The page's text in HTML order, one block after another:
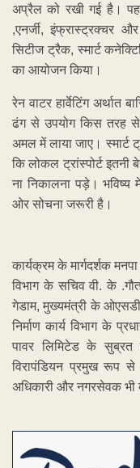
अप्रैल को रखी गई है। पहले
,एनर्जी, इंफ्रास्ट्रक्चर
सिटीज ट्रैक, स्मार्ट
का आयोजन किया।
रेन वाटर हार्वेटिंग
ढंग से उपयोग किस तरह से
अमल में लाया जाए। स्मार्ट
कि लोकल ट्रांस्पोर्ट इतनी
ना निकालना पड़े। भविष्य
ओर सोचना जरूरी है।
कार्यक्रम के मार्गदर्शक
विभाग के सचिव वी. के
गेडाम, मुख्यमंत्री के
निर्माण कार्य विभाग के
पावर लिमिटेड के सुब्रत
विरापंडियन प्रमुख रूप
अधिकारी और नगरसेवक भी